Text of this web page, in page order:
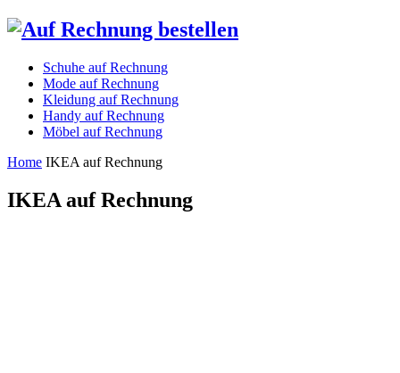
Schuhe auf Rechnung
Mode auf Rechnung
Kleidung auf Rechnung
Handy auf Rechnung
Möbel auf Rechnung
Home IKEA auf Rechnung
IKEA auf Rechnung